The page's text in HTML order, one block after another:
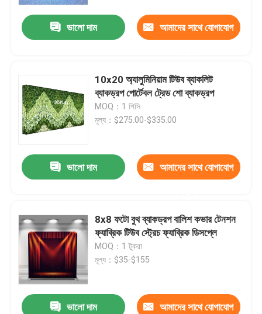
ভালো দাম আমাদের সাথে যোগাযোগ
10x20 অ্যালুমিনিয়াম টিউব ব্যাকলিট
ব্যাকড্রপ পোর্টেবল ট্রেড শো ব্যাকড্রপ
MOQ：1 পিসি
মূল্য：$275.00-$335.00
ভালো দাম আমাদের সাথে যোগাযোগ
8x8 ফটো বুথ ব্যাকড্রপ বালিশ কভার টেনশন
ফ্যাব্রিক টিউব স্ট্রেচ ফ্যাব্রিক ডিসপ্লে
MOQ：1 টুকরা
মূল্য：$35-$155
ভালো দাম আমাদের সাথে যোগাযোগ